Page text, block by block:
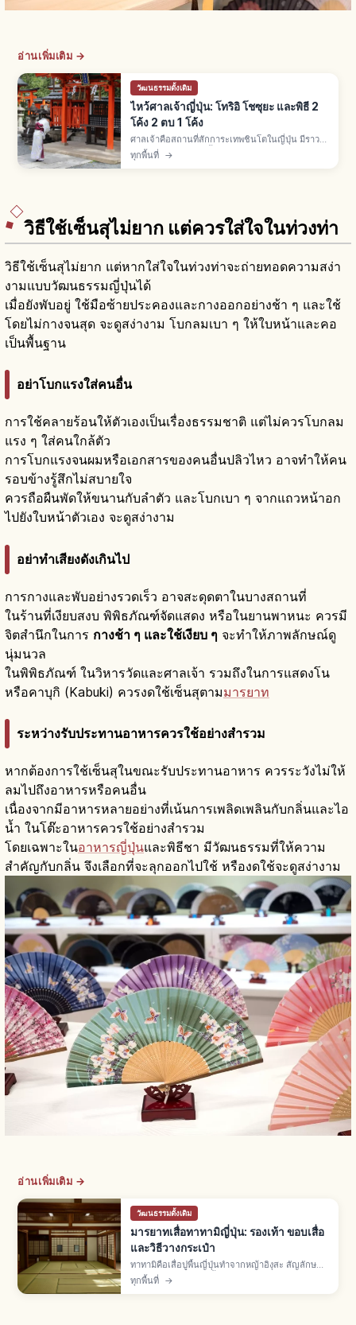
อ่านเพิ่มเติม →
วัฒนธรรมดั้งเดิม
ไหว้ศาลเจ้าญี่ปุ่น: โทริอิ โชซุยะ และพิธี 2
โค้ง 2 ตบ 1 โค้ง
ศาลเจ้าคือสถานที่สักการะเทพชินโตในญี่ปุ่น มีราว
80,000 แห่ง พิธี 3 ขั้น: ลอดโทริอิ ล้างมือโชซุยะ
สักการะไฮเด็นด้วย 2 โค้ง 2 ตบมือ 1 โค้ง โอมาโมริ
ทุกพื้นที่ →
วิธีใช้เซ็นสุไม่ยาก แต่ควรใส่ใจในท่วงท่า
วิธีใช้เซ็นสุไม่ยาก แต่หากใส่ใจในท่วงท่าจะถ่ายทอดความสง่า
งามแบบวัฒนธรรมญี่ปุ่นได้
เมื่อยังพับอยู่ ใช้มือซ้ายประคองและกางออกอย่างช้า ๆ และใช้
โดยไม่กางจนสุด จะดูสง่างาม โบกลมเบา ๆ ให้ใบหน้าและคอ
เป็นพื้นฐาน
อย่าโบกแรงใส่คนอื่น
การใช้คลายร้อนให้ตัวเองเป็นเรื่องธรรมชาติ แต่ไม่ควรโบกลม
แรง ๆ ใส่คนใกล้ตัว
การโบกแรงจนผมหรือเอกสารของคนอื่นปลิวไหว อาจทำให้คน
รอบข้างรู้สึกไม่สบายใจ
ควรถือผืนพัดให้ขนานกับลำตัว และโบกเบา ๆ จากแถวหน้าอก
ไปยังใบหน้าตัวเอง จะดูสง่างาม
อย่าทำเสียงดังเกินไป
การกางและพับอย่างรวดเร็ว อาจสะดุดตาในบางสถานที่
ในร้านที่เงียบสงบ พิพิธภัณฑ์จัดแสดง หรือในยานพาหนะ ควรมี
จิตสำนึกในการ กางช้า ๆ และใช้เงียบ ๆ จะทำให้ภาพลักษณ์ดู
นุ่มนวล
ในพิพิธภัณฑ์ ในวิหารวัดและศาลเจ้า รวมถึงในการแสดงโน
หรือคาบุกิ (Kabuki) ควรงดใช้เซ็นสุตามมารยาท
ระหว่างรับประทานอาหารควรใช้อย่างสำรวม
หากต้องการใช้เซ็นสุในขณะรับประทานอาหาร ควรระวังไม่ให้
ลมไปถึงอาหารหรือคนอื่น
เนื่องจากมีอาหารหลายอย่างที่เน้นการเพลิดเพลินกับกลิ่นและไอ
น้ำ ในโต๊ะอาหารควรใช้อย่างสำรวม
โดยเฉพาะในอาหารญี่ปุ่นและพิธีชา มีวัฒนธรรมที่ให้ความ
สำคัญกับกลิ่น จึงเลือกที่จะลุกออกไปใช้ หรืองดใช้จะดูสง่างาม
อ่านเพิ่มเติม →
วัฒนธรรมดั้งเดิม
มารยาทเสื่อทาทามิญี่ปุ่น: รองเท้า ขอบเสื่อ
และวิธีวางกระเป๋า
ทาทามิคือเสื่อปูพื้นญี่ปุ่นทำจากหญ้าอิงุสะ สัญลักษณ์
ห้องวาชิตสึ ปูเต็มห้องตั้งแต่ยุคมุโรมาจิ มารยาท: ถอด
รองเท้าก่อนเข้า ไม่เหยียบขอบทาทามิเบริ ยก
ทุกพื้นที่ →